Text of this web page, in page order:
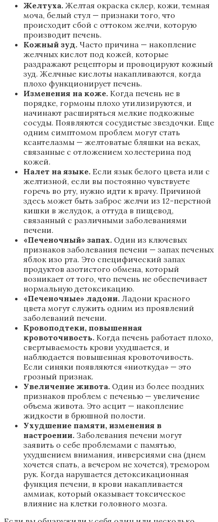
Желтуха. Желтая окраска склер, кожи, темная
моча, белый стул — признаки того, что
происходит сбой с оттоком желчи, которую
производит печень.
Кожный зуд. Часто причина — накопление
желчных кислот под кожей, которые
раздражают рецепторы и провоцируют кожный
зуд. Желчные кислоты накапливаются, когда
плохо функционирует печень.
Изменения на коже. Когда печень не в
порядке, гормоны плохо утилизируются, и
начинают расширяться мелкие подкожные
сосуды. Появляются сосудистые звездочки. Еще
одним симптомом проблем могут стать
ксантелазмы — желтоватые бляшки на веках,
связанные с отложением холестерина под
кожей.
Налет на языке. Если язык белого цвета или с
желтизной, если вы постоянно чувствуете
горечь во рту, нужно идти к врачу. Причиной
здесь может быть заброс желчи из 12-перстной
кишки в желудок, а оттуда в пищевод,
связанный с различными заболеваниями
печени.
«Печеночный» запах. Один из ключевых
признаков заболевания печени — запах печеных
яблок изо рта. Это специфический запах
продуктов азотистого обмена, который
возникает от того, что печень не обеспечивает
нормальную детоксикацию.
«Печеночные» ладони. Ладони красного
цвета могут служить одним из проявлений
заболеваний печени.
Кровоподтеки, повышенная
кровоточивость. Когда печень работает плохо,
свертываемость крови ухудшается, и
наблюдается повышенная кровоточивость.
Если синяки появляются «ниоткуда» — это
грозный признак.
Увеличение живота. Один из более поздних
признаков проблем с печенью — увеличение
объема живота. Это асцит — накопление
жидкости в брюшной полости.
Ухудшение памяти, изменения в
настроении. Заболевания печени могут
заявить о себе проблемами с памятью,
ухудшением внимания, инверсиями сна (днем
хочется спать, а вечером не хочется), тремором
рук. Когда нарушается детоксикационная
функция печени, в крови накапливается
аммиак, который оказывает токсическое
влияние на клетки головного мозга.